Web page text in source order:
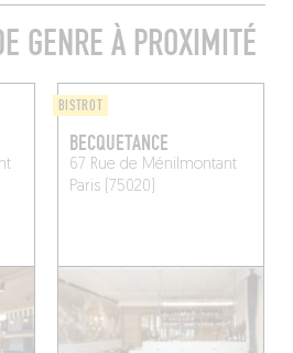
GENRE À PROXIMITÉ
BISTROT
BECQUETANCE
67 Rue de Ménilmontant
Paris (75020)